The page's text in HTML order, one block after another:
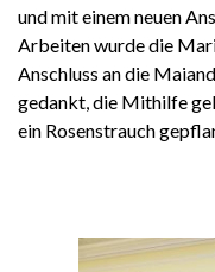
und mit einem neuen
Arbeiten wurde die
Anschluss an die
gedankt, die Mithilfe
ein Rosenstrauch